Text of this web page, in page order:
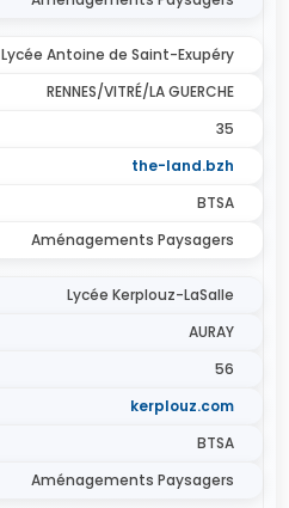
Lycée Antoine de Saint-Exupéry
RENNES/VITRÉ/LA GUERCHE
35
the-land.bzh
BTSA
Aménagements Paysagers
Lycée Kerplouz-LaSalle
AURAY
56
kerplouz.com
BTSA
Aménagements Paysagers